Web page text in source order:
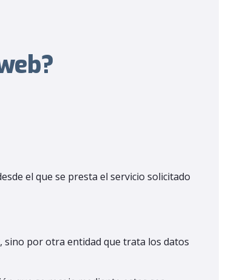
el que se presta el servicio solicitado
sino por otra entidad que trata los datos